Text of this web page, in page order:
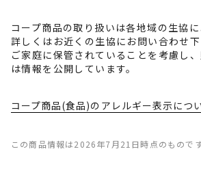
コープ商品の取り扱いは各地域の生協に
詳しくはお近くの生協にお問い合わせ下
ご家庭に保管されていることを考慮し
は情報を公開しています。
コープ商品(食品)のアレルギー表示につ
この商品情報は2026年7月21日時点のものです